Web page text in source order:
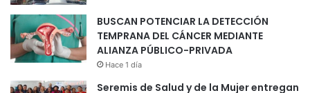
BUSCAN POTENCIAR LA DETECCIÓN
TEMPRANA DEL CÁNCER MEDIANTE
ALIANZA PÚBLICO-PRIVADA
Hace 1 día
Seremis de Salud y de la Mujer entregan